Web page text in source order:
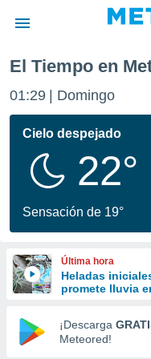
de
por
se
calidad.
a este
las
y
forma
digital
basada
El Tiempo en
01:29 Domingo
Cielo despejado
22°
Sensación de 19°
Última hora
Heladas
promete lluvia
¡Descarga
Meteored!